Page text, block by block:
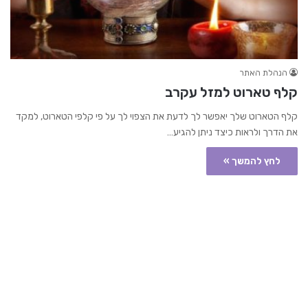
הנהלת האתר
קלף טארוט למזל עקרב
קלף הטארוט שלך יאפשר לך לדעת את הצפוי לך על פי קלפי הטארוט, למקד
את הדרך ולראות כיצד ניתן להגיע…
לחץ להמשך »